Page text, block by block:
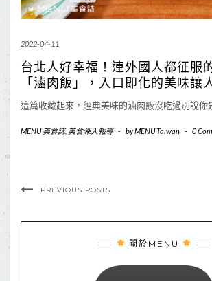
2022-04-11
台北人好幸福！連外國人都征服
「滷肉飯」，入口即化的美味讓
這篇收藏起來，經典美味的滷肉飯沒吃過別說你
MENU 美食誌, 美食深入報導 - byMENU Taiwan - 0
PREVIOUS POSTS
關於MENU